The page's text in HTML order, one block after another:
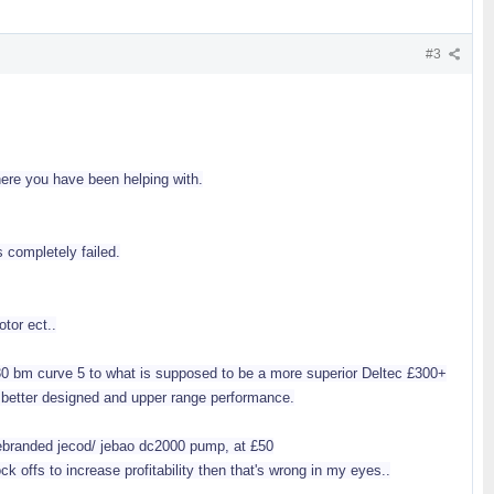
#3
you have been helping with.
completely failed.
ect..
curve 5 to what is supposed to be a more superior Deltec £300+
designed and upper range performance.
jecod/ jebao dc2000 pump, at £50
offs to increase profitability then that's wrong in my eyes..